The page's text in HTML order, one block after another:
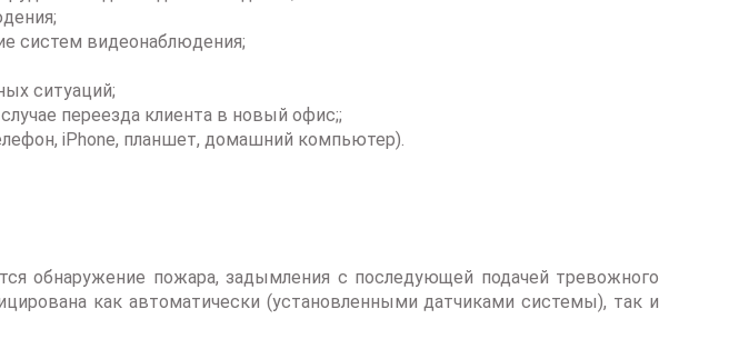
систем видеонаблюдения;
ситуаций;
переезда клиента в новый офис;;
iPhone, планшет, домашний компьютер).
обнаружение пожара, задымления с последующей подачей тревожного
как автоматически (установленными датчиками системы), так и